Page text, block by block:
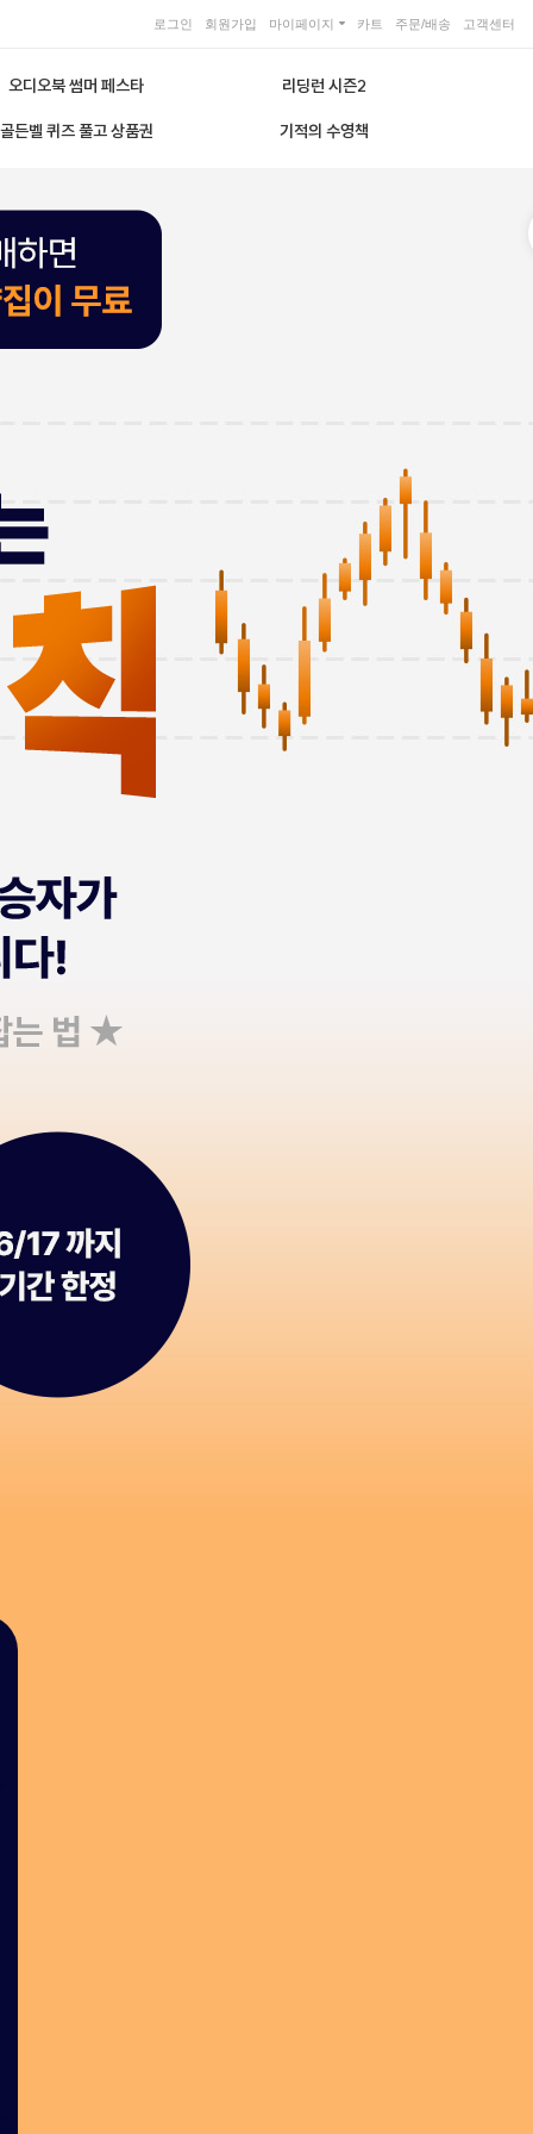
로그인 회원가입 마이페이지 카트 주문/배송 고객센터
오디오북 썸머 페스타 리딩런 시즌2
골든벨 퀴즈 풀고 상품권 기적의 수영책